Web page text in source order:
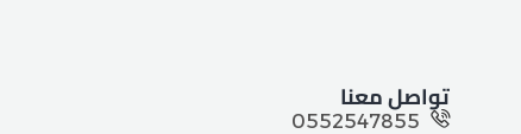
تواصل معنا
0552547855